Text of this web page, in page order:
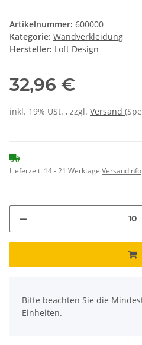
Artikelnummer: 600000
Kategorie: Wandverkleidung
Hersteller: Loft Design
32,96 €
inkl. 19% USt. , zzgl. Versand
Lieferzeit: 14 - 21 Werktage Versandinfo
Bitte beachten Sie die
Einheiten.